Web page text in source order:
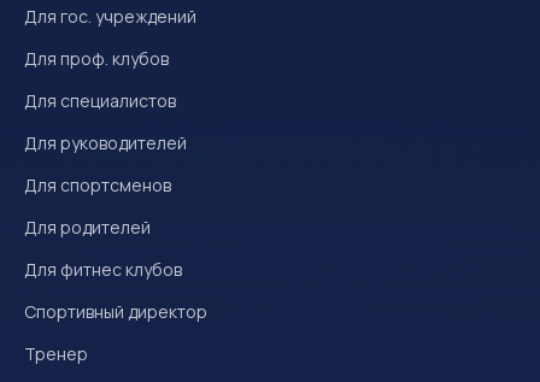
Для гос. учреждений
Для проф. клубов
Для специалистов
Для руководителей
Для спортсменов
Для родителей
Для фитнес клубов
Спортивный директор
Тренер